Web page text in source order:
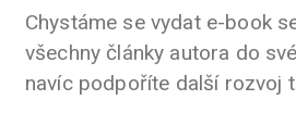
Chystáme se vydat e-book
všechny články autora do
navíc podpoříte další rozvoj